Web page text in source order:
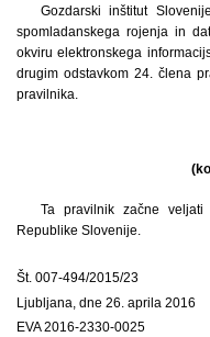
Gozdarski inštitut
spomladanskega rojenja in
okviru elektronskega
drugim odstavkom 24. člena
pravilnika.
Ta pravilnik začne
Republike Slovenije.
Št. 007-494/2015/23
Ljubljana, dne 26. aprila 2016
EVA 2016-2330-0025